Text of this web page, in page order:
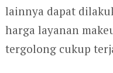
lainnya dapat
harga layanan
tergolong cukup